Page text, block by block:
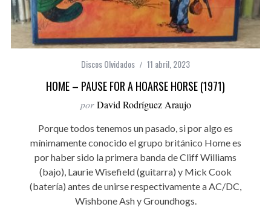
Discos Olvidados 11 abril, 2023
HOME – PAUSE FOR A HOARSE HORSE (1971)
por David Rodríguez Araujo
Porque todos tenemos un pasado, si por algo es
mínimamente conocido el grupo británico Home es
por haber sido la primera banda de Cliff Williams
(bajo), Laurie Wisefield (guitarra) y Mick Cook
(batería) antes de unirse respectivamente a AC/DC,
Wishbone Ash y Groundhogs.